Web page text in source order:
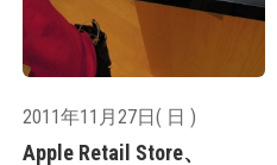
2011年11月27日( 日 )
Apple Retail Store、